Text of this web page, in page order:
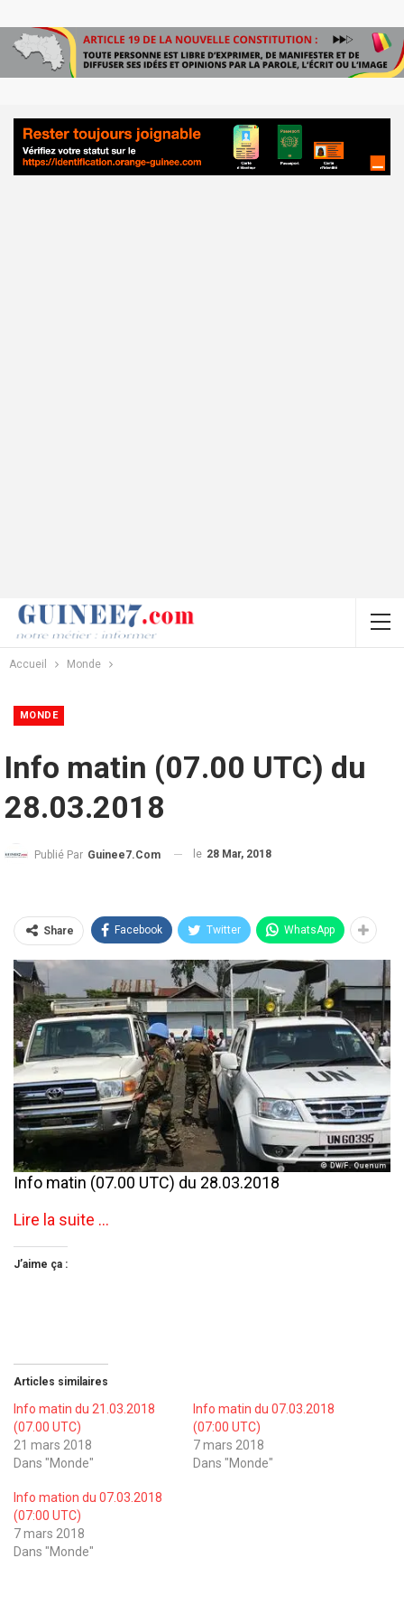
Accueil Monde
MONDE
Info matin (07.00 UTC) du
28.03.2018
Publié Par Guinee7.com le 28 Mar, 2018
Share Facebook Twitter WhatsApp
Info matin (07.00 UTC) du 28.03.2018
Lire la suite …
J’aime ça :
Articles similaires
Info matin du 21.03.2018
(07.00 UTC)
21 mars 2018
Dans "Monde"
Info matin du 07.03.2018
(07:00 UTC)
7 mars 2018
Dans "Monde"
Info mation du 07.03.2018
(07:00 UTC)
7 mars 2018
Dans "Monde"